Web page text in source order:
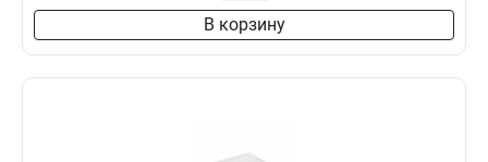
В корзину